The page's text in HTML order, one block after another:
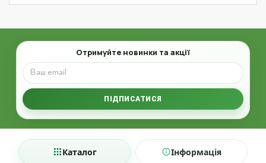
Email
Отримуйте новинки та акції
ПІДПИСАТИСЯ
Каталог Інформація